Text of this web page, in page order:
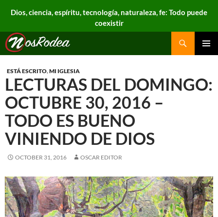
Dios, ciencia, espíritu, tecnología, naturaleza, fe: Todo puede
coexistir
Nos Rodea
Search
ESTÁ ESCRITO,MI IGLESIA
LECTURAS DEL DOMINGO:
OCTUBRE 30, 2016 –
TODO ES BUENO
VINIENDO DE DIOS
OCTOBER 31, 2016 OSCAR EDITOR